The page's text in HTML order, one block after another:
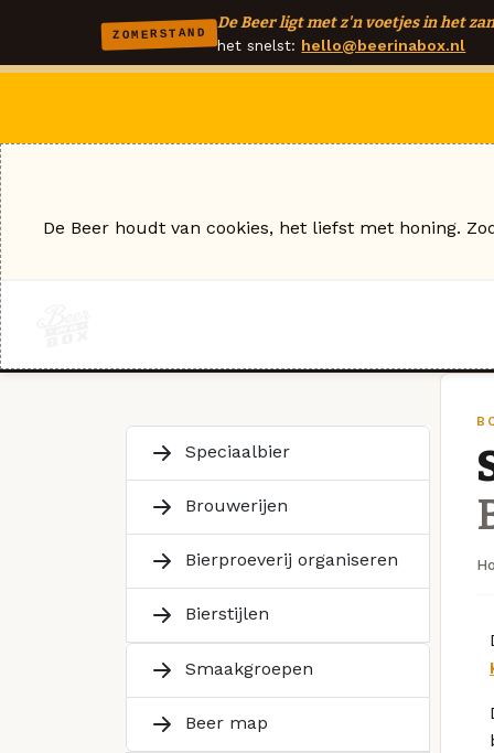
ZOMERSTAND
De Beer ligt met z'n voetjes in het
het snelst: hello@beerinabox.nl
Speciaalbier
Brouwerijen
Bierproeverij organiseren
Bierstijlen
Smaakgroepen
Beer map
De Beer houdt van cookies, het liefst met honing.